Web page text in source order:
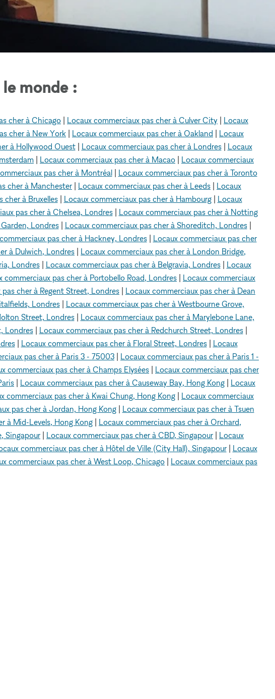
monde :
cher à Chicago | Locaux commerciaux pas cher à Culver City | Locaux
cher à New York | Locaux commerciaux pas cher à Oakland | Locaux
à Hollywood Ouest| Locaux commerciaux pas cher à Londres| Locaux
| Locaux commerciaux pas cher à Macao | Locaux commerciaux
pas cher à Montréal| Locaux commerciaux pas cher à Toronto
cher à Manchester | Locaux commerciaux pas cher à Leeds | Locaux
cher à Bruxelles| Locaux commerciaux pas cher à Hambourg| Locaux
pas cher à Chelsea, Londres| Locaux commerciaux pas cher à Notting
Londres| Locaux commerciaux pas cher à Shoreditch, Londres|
pas cher à Hackney, Londres| Locaux commerciaux pas cher
à Dulwich, Londres | Locaux commerciaux pas cher à London Bridge,
Londres| Locaux commerciaux pas cher à Belgravia, Londres| Locaux
commerciaux pas cher à Portobello Road, Londres | Locaux commerciaux
cher à Regent Street, Londres | Locaux commerciaux pas cher à Dean
Londres| Locaux commerciaux pas cher à Westbourne Grove,
Street, Londres| Locaux commerciaux pas cher à Marylebone Lane,
Londres| Locaux commerciaux pas cher à Redchurch Street, Londres|
| Locaux commerciaux pas cher à Floral Street, Londres| Locaux
pas cher à Paris 3 - 75003 | Locaux commerciaux pas cher à Paris 1 -
commerciaux pas cher à Champs Elysées | Locaux commerciaux pas cher
| Locaux commerciaux pas cher à Causeway Bay, Hong Kong | Locaux
commerciaux pas cher à Kwai Chung, Hong Kong | Locaux commerciaux
pas cher à Jordan, Hong Kong| Locaux commerciaux pas cher à Tsuen
à Mid-Levels, Hong Kong | Locaux commerciaux pas cher à Orchard,
Singapour | Locaux commerciaux pas cher à CBD, Singapour | Locaux
commerciaux pas cher à Hôtel de Ville (City Hall), Singapour| Locaux
commerciaux pas cher à West Loop, Chicago | Locaux commerciaux pas